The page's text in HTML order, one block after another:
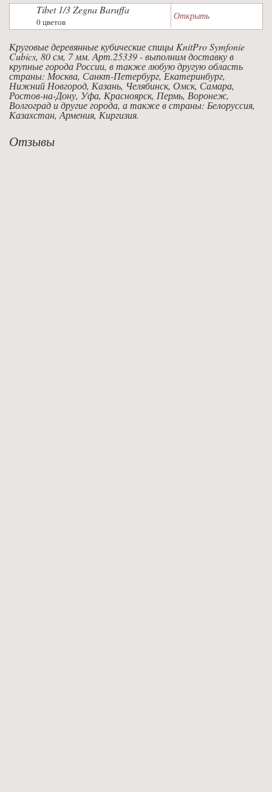
Tibet 1/3 Zegna Baruffa
0 цветов
Открыть
Круговые деревянные кубические спицы KnitPro Symfonie
Cubics, 80 см, 7 мм. Арт.25339 - выполним доставку в
крупные города России, в также любую другую область
страны: Москва, Санкт-Петербург, Екатеринбург,
Нижний Новгород, Казань, Челябинск, Омск, Самара,
Ростов-на-Дону, Уфа, Красноярск, Пермь, Воронеж,
Волгоград и другие города, а также в страны: Белоруссия,
Казахстан, Армения, Киргизия.
Отзывы